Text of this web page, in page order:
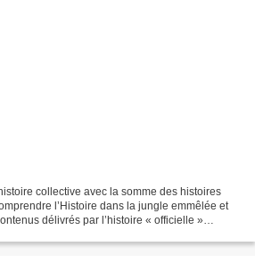
collective avec la somme des histoires
l’Histoire dans la jungle emmêlée et
délivrés par l’histoire « officielle »